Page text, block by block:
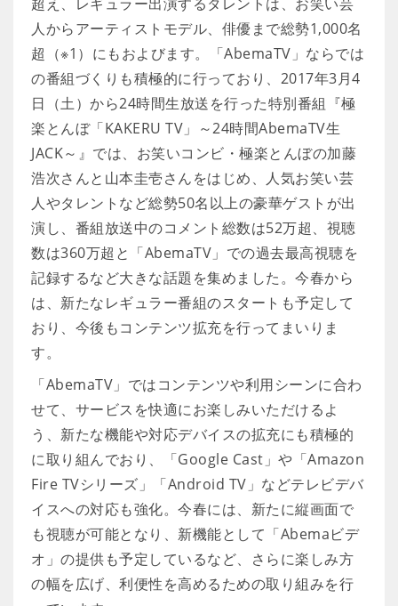
人からアーティストモデル、俳優まで総勢1,000名
超（※1）にもおよびます。「AbemaTV」ならでは
の番組づくりも積極的に行っており、2017年3月4
日（土）から24時間生放送を行った特別番組『極
楽とんぼ「KAKERU TV」～24時間AbemaTV生
JACK～』では、お笑いコンビ・極楽とんぼの加藤
浩次さんと山本圭壱さんをはじめ、人気お笑い芸
人やタレントなど総勢50名以上の豪華ゲストが出
演し、番組放送中のコメント総数は52万超、視聴
数は360万超と「AbemaTV」での過去最高視聴を
記録するなど大きな話題を集めました。今春から
は、新たなレギュラー番組のスタートも予定して
おり、今後もコンテンツ拡充を行ってまいりま
す。
「AbemaTV」ではコンテンツや利用シーンに合わ
せて、サービスを快適にお楽しみいただけるよ
う、新たな機能や対応デバイスの拡充にも積極的
に取り組んでおり、「Google Cast」や「Amazon
Fire TVシリーズ」「Android TV」などテレビデバ
イスへの対応も強化。今春には、新たに縦画面で
も視聴が可能となり、新機能として「Abemaビデ
オ」の提供も予定しているなど、さらに楽しみ方
の幅を広げ、利便性を高めるための取り組みを行